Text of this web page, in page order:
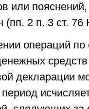
или
(пп. 2 п. 3 ст.
операций по
декларации